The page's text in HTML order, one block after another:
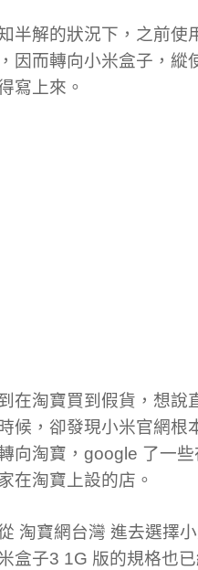
半解的狀況下，之前使
因而轉向小米盒子，縱
寫上來。
在淘寶買到假貨，想說
候，卻發現小米官網
向淘寶，google 了一
在淘寶上設的店。
淘寶網台灣 進去選擇
盒子3 1G 版的規格也